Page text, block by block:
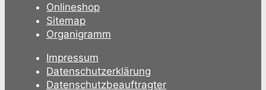
Onlineshop
Sitemap
Organigramm
Impressum
Datenschutzerklärung
Datenschutzbeauftragter